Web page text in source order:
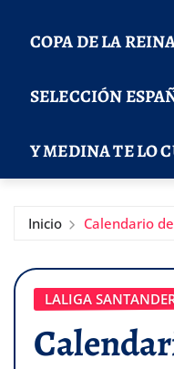
COPA DE LA
SELECCIÓN
Y MEDINA TE LO
Inicio Calendario
LALIGA